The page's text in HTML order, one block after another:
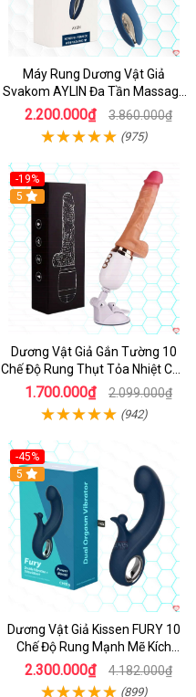
Máy Rung Dương Vật Giả
Svakom AYLIN Đa Tần Massage
Sướng
2.200.000₫ 3.860.000₫
(975)
-19%
Hot
5
Dương Vật Giả Gắn Tường 10
Chế Độ Rung Thụt Tỏa Nhiệt Cao
Cấp
1.700.000₫ 2.099.000₫
(942)
-45%
Hot
5
Dương Vật Giả Kissen FURY 10
Chế Độ Rung Mạnh Mẽ Kích
Thích
2.300.000₫ 4.182.000₫
(899)